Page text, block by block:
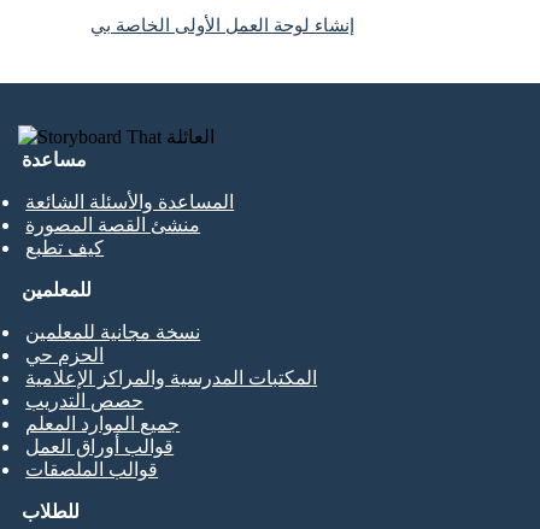
إنشاء لوحة العمل الأولى الخاصة بي
مساعدة
المساعدة والأسئلة الشائعة
منشئ القصة المصورة
كيف تطبع
للطلاب
للمعلمين
نسخة مجانية للمعلمين
الحزم حي
المكتبات المدرسية والمراكز الإعلامية
حصص التدريب
جميع الموارد المعلم
قوالب أوراق العمل
قوالب الملصقات